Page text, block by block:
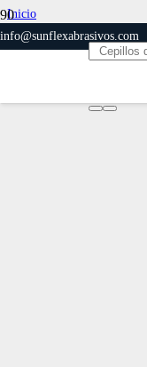
info@sunflexabrasivos.com
Inicio
Abrasivos
Por qué son tan